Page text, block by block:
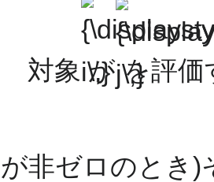
対象
{\displaystyle
i\,}
が
{\displaystyle
j\,}
を評価
が非ゼロのとき)